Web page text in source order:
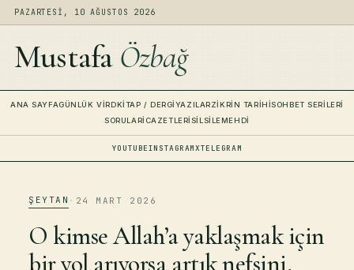
PAZARTESI, 10 AĞUSTOS 2026
Mustafa Özbağ
ANA SAYFAGÜNLÜK VIRDKITAP / DERGIYAZILARZIKRIN TARIHISOHBET SERILERI
SORULARİCAZETLERISILSILEMEHDI
YOUTUBEINSTAGRAMXTELEGRAM
ŞEYTAN · 24 MART 2026
O kimse Allah’a yaklaşmak için
bir yol arıyorsa artık nefsini,